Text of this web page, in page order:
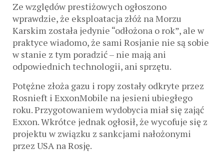
Ze względów prestiżowych ogłoszono
wprawdzie, że eksploatacja złóż na Morzu
Karskim została jedynie “odłożona o rok”, ale w
praktyce wiadomo, że sami Rosjanie nie są sobie
w stanie z tym poradzić – nie mają ani
odpowiednich technologii, ani sprzętu.
Potężne złoża gazu i ropy zostały odkryte przez
Rosnieft i ExxonMobile na jesieni ubiegłego
roku. Przygotowaniem wydobycia miał się zająć
Exxon. Wkrótce jednak ogłosił, że wycofuje się z
projektu w związku z sankcjami nałożonymi
przez USA na Rosję.